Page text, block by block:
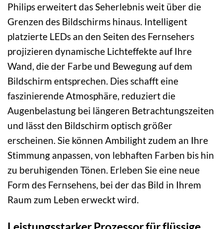
Philips erweitert das Seherlebnis weit über die
Grenzen des Bildschirms hinaus. Intelligent
platzierte LEDs an den Seiten des Fernsehers
projizieren dynamische Lichteffekte auf Ihre
Wand, die der Farbe und Bewegung auf dem
Bildschirm entsprechen. Dies schafft eine
faszinierende Atmosphäre, reduziert die
Augenbelastung bei längeren Betrachtungszeiten
und lässt den Bildschirm optisch größer
erscheinen. Sie können Ambilight zudem an Ihre
Stimmung anpassen, von lebhaften Farben bis hin
zu beruhigenden Tönen. Erleben Sie eine neue
Form des Fernsehens, bei der das Bild in Ihrem
Raum zum Leben erweckt wird.